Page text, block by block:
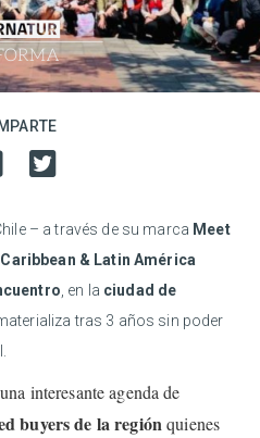
– a través de su marca Meet
Caribbean & Latin América
, en la ciudad de
tras 3 años sin poder
interesante agenda de
buyers de la regiónquienes